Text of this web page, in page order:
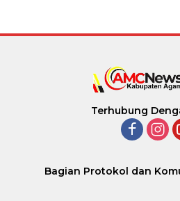
Terhubung
Bagian Protokol dan